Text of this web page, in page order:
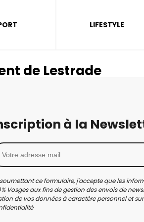
LIFESTYLE
de Lestrade
à la
ce formulaire, j'accepte que les
Vosges aux fins de gestion des envois de
de vos données à caractère personnel et